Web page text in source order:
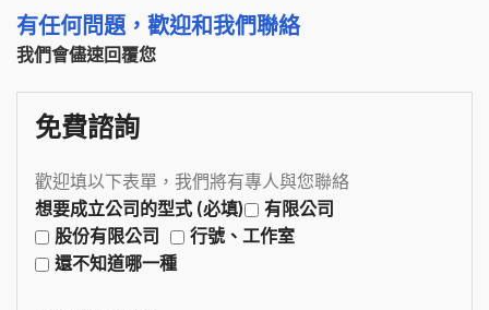
有任何問題，歡迎和我們聯絡
我們會儘速回覆您
免費諮詢
歡迎填以下表單，我們將有專人與您聯絡
想要成立公司的型式 (必填)
有限公司
股份有限公司
行號、工作室
還不知道哪一種